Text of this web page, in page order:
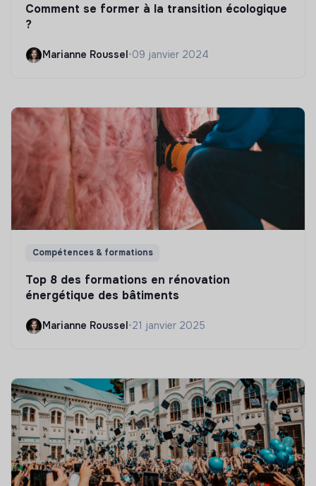
Comment se former à la transition écologique
?
Marianne Roussel •09 janvier 2024
Compétences & formations
Top 8 des formations en rénovation
énergétique des bâtiments
Marianne Roussel•21 janvier 2025